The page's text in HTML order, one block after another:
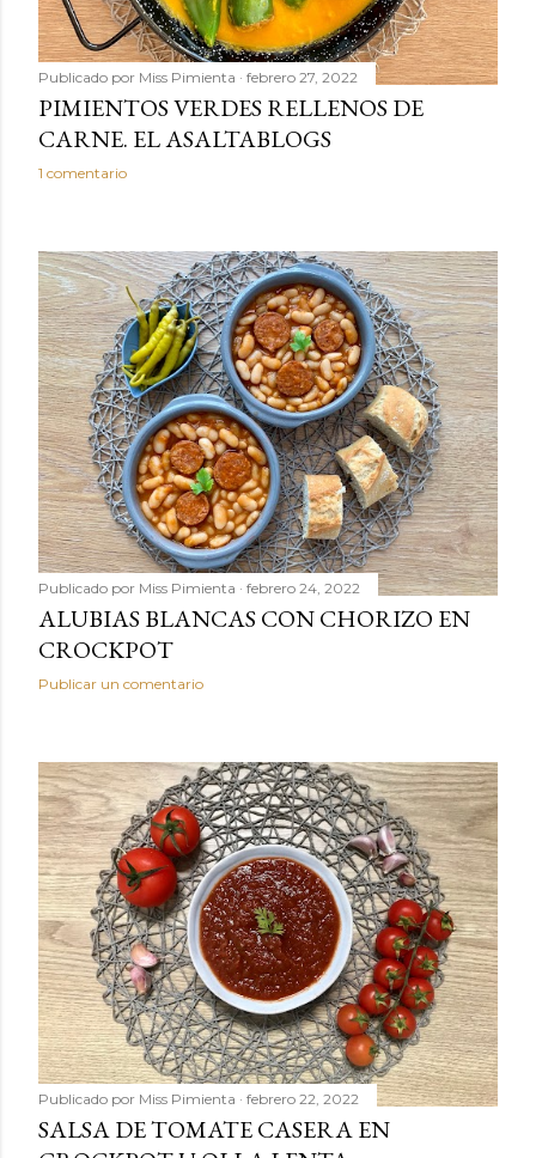
Publicado por Miss Pimienta febrero 27, 2022
PIMIENTOS VERDES RELLENOS DE
CARNE. EL ASALTABLOGS
1 comentario
Publicado por Miss Pimienta febrero 24, 2022
ALUBIAS BLANCAS CON CHORIZO EN
CROCKPOT
Publicar un comentario
Publicado por Miss Pimienta febrero 22, 2022
SALSA DE TOMATE CASERA EN